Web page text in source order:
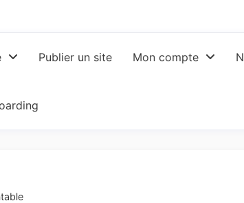
Publier un site Mon compte